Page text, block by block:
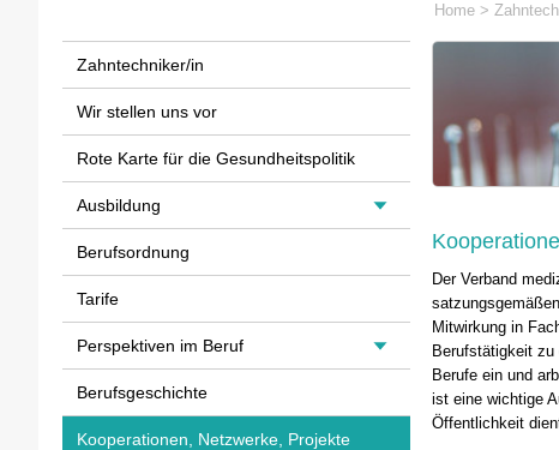
Home >
Der Verband
Mitwirkung in
Berufstätigkeit zu
Berufe ein und
ist eine wichtige
Öffentlichkeit
Zahntechniker/in
Wir stellen uns vor
Rote Karte für die Gesundheitspolitik
Ausbildung
Berufsordnung
Tarife
Perspektiven im Beruf
Berufsgeschichte
Kooperationen, Netzwerke, Projekte